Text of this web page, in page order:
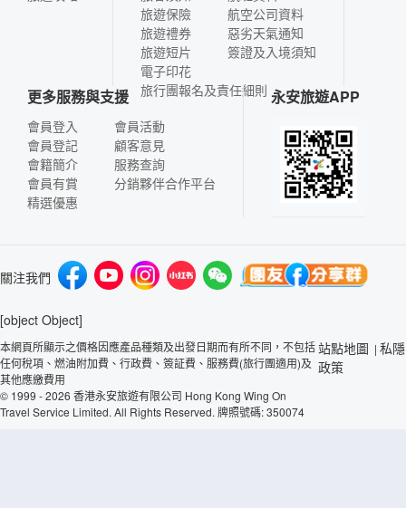
旅遊保險
旅遊禮券
旅遊短片
電子印花
航空公司資料
惡劣天氣通知
簽證及入境須知
旅行團報名及責任細則
更多服務與支援
會員登入
會員登記
會籍簡介
會員有賞
精選優惠
會員活動
顧客意見
服務查詢
分銷夥伴合作平台
永安旅遊APP
關注我們
[object Object]
本網頁所顯示之價格因應產品種類及出發日期而有所不同，不包括
任何稅項、燃油附加費、行政費、簽証費、服務費(旅行團適用)及
其他應繳費用
© 1999 - 2026 香港永安旅遊有限公司 Hong Kong Wing On
Travel Service Limited. All Rights Reserved. 牌照號碼: 350074
站點地圖 | 私隱
政策